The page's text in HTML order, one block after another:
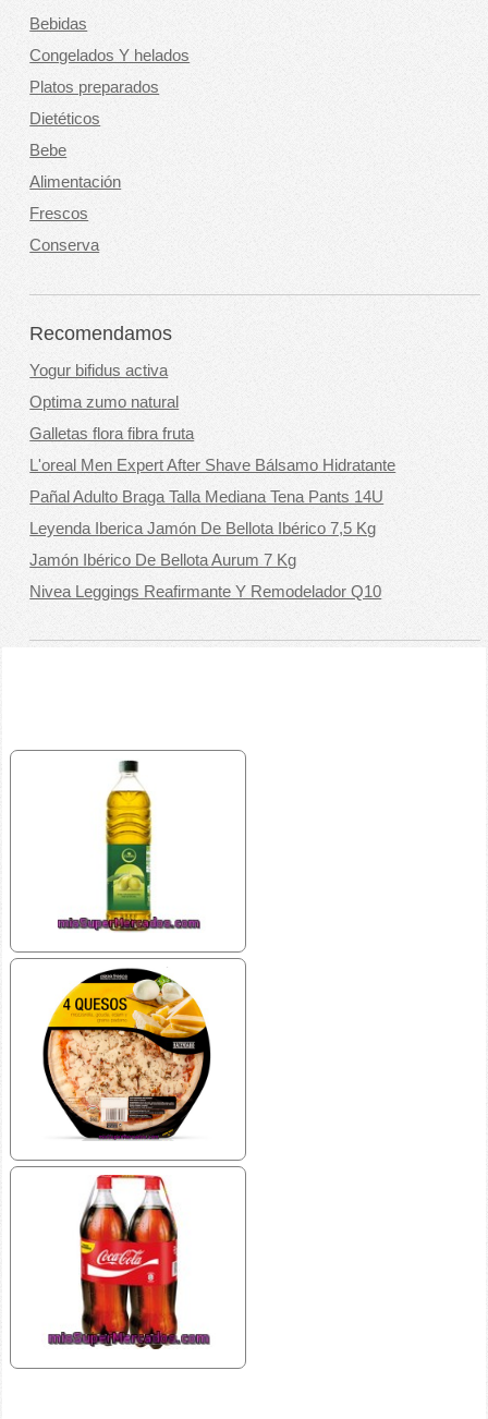
Bebidas
Congelados Y helados
Platos preparados
Dietéticos
Bebe
Alimentación
Frescos
Conserva
Recomendamos
Yogur bifidus activa
Optima zumo natural
Galletas flora fibra fruta
L'oreal Men Expert After Shave Bálsamo Hidratante
Pañal Adulto Braga Talla Mediana Tena Pants 14U
Leyenda Iberica Jamón De Bellota Ibérico 7,5 Kg
Jamón Ibérico De Bellota Aurum 7 Kg
Nivea Leggings Reafirmante Y Remodelador Q10